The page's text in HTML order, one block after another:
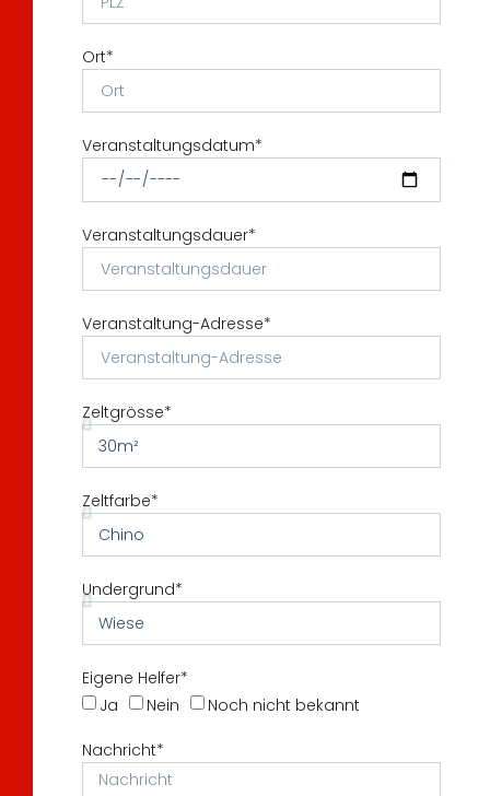
Ort*
Veranstaltungsdatum*
Veranstaltungsdauer*
Veranstaltung-Adresse*
Zeltgrösse*
Zeltfarbe*
Undergrund*
Eigene Helfer*
Ja
Nein Noch nicht bekannt
Nachricht*